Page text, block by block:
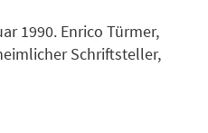
1990. Enrico Türmer,
Schriftsteller,
stürzt sich ins tätige
die er an drei geliebte